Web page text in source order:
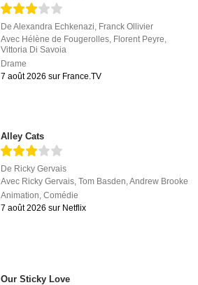
DeAlexandra Echkenazi, Franck Ollivier
Avec Hélène de Fougerolles, Florent Peyre,
Vittoria Di Savoia
Drame
7 août 2026 sur France.TV
Alley Cats
De Ricky Gervais
Avec Ricky Gervais,Tom Basden,Andrew Brooke
Animation,Comédie
7 août 2026 sur Netflix
Our Sticky Love